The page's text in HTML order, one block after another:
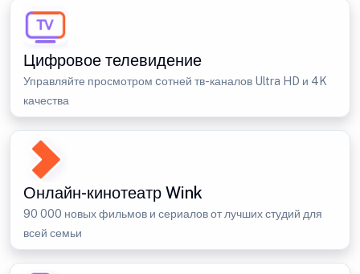
Цифровое телевидение
Управляйте просмотром cотней тв-каналов Ultra HD и 4K
качества
Онлайн-кинотеатр Wink
90 000 новых фильмов и сериалов от лучших студий для
всей семьи